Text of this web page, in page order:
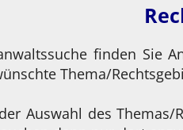
finden Sie
Thema/
Auswahl des